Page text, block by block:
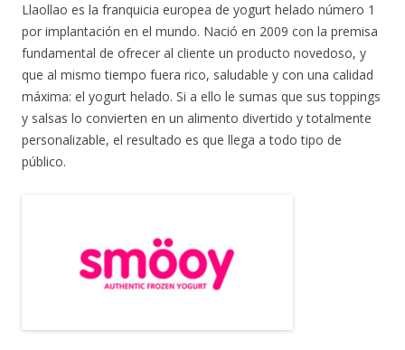
Llaollao es la franquicia europea de yogurt helado número 1
por implantación en el mundo. Nació en 2009 con la premisa
fundamental de ofrecer al cliente un producto novedoso, y
que al mismo tiempo fuera rico, saludable y con una calidad
máxima: el yogurt helado. Si a ello le sumas que sus toppings
y salsas lo convierten en un alimento divertido y totalmente
personalizable, el resultado es que llega a todo tipo de
público.